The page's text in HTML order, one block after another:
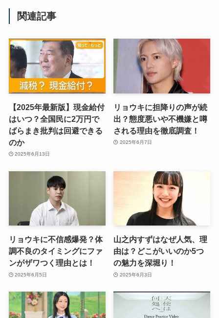
関連記事
【2025年最新版】現金給付
はいつ？全国民に2万円で
ばらまき批判は回避できる
のか
2025年6月13日
リョウキに担降りの声が続
出？態度悪いや不機嫌と噂
される理由を徹底調査！
2025年6月7日
リョウキに不信感爆発？体
調不良のタイミングにファ
ンがザワつく理由とは！
2025年6月5日
山之内すずはなぜ人気、理
由は？どこがいいのか5つ
の魅力を深堀り！
2025年6月3日